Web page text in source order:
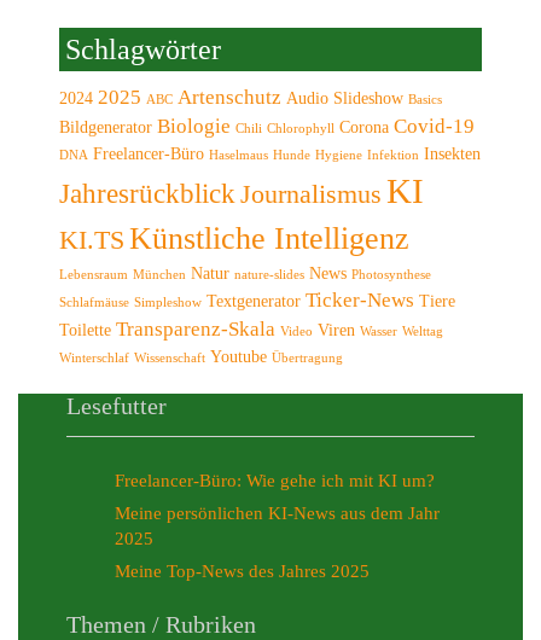
Schlagwörter
2024 2025 ABC Artenschutz Audio Slideshow Basics
Bildgenerator Biologie Chili Chlorophyll Corona Covid-19
DNA Freelancer-Büro Haselmaus Hunde Hygiene Infektion Insekten
Jahresrückblick Journalismus KI
KI.TS Künstliche Intelligenz
Lebensraum München Natur nature-slides News Photosynthese
Schlafmäuse Simpleshow Textgenerator Ticker-News Tiere
Toilette Transparenz-Skala Video Viren Wasser Welttag
Winterschlaf Wissenschaft Youtube Übertragung
Lesefutter
Freelancer-Büro: Wie gehe ich mit KI um?
Meine persönlichen KI-News aus dem Jahr
2025
Meine Top-News des Jahres 2025
Themen / Rubriken